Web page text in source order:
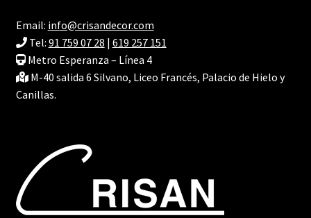
Email: info@crisandecor.com
Tel: 91 759 07 28 | 619 257 151
Metro Esperanza – Línea 4
M-40 salida 6 Silvano, Liceo Francés, Palacio de Hielo y
Canillas.